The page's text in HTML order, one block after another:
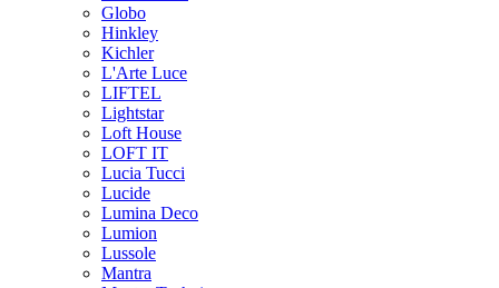
Globo
Hinkley
Kichler
L'Arte Luce
LIFTEL
Lightstar
Loft House
LOFT IT
Lucia Tucci
Lucide
Lumina Deco
Lumion
Lussole
Mantra